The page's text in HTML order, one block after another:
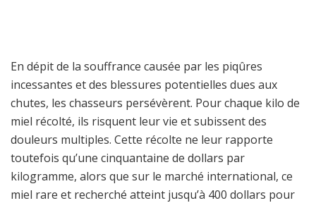
En dépit de la souffrance causée par les piqûres
incessantes et des blessures potentielles dues aux
chutes, les chasseurs persévèrent. Pour chaque kilo de
miel récolté, ils risquent leur vie et subissent des
douleurs multiples. Cette récolte ne leur rapporte
toutefois qu’une cinquantaine de dollars par
kilogramme, alors que sur le marché international, ce
miel rare et recherché atteint jusqu’à 400 dollars pour